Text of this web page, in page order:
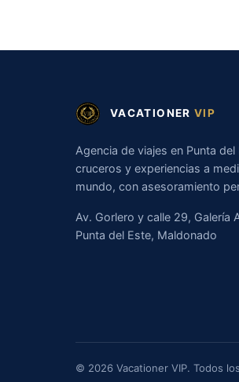
VACATIONER VIP
Agencia de viajes en Punta
cruceros y experiencias a
mundo, con asesoramiento
Av. Gorlero y calle 29, Galería
Punta del Este, Maldonado
© 2026 Vacationer VIP. Todos